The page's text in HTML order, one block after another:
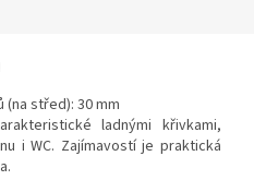
střed): 30 mm
ladnými křivkami,
i WC. Zajímavostí je praktická